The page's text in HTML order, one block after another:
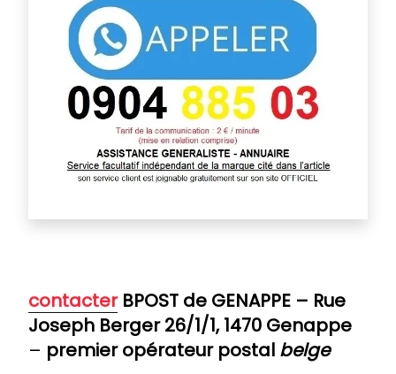
contacterBPOST de GENAPPE – Rue
Joseph Berger 26/1/1, 1470 Genappe
– premier opérateur postal belge